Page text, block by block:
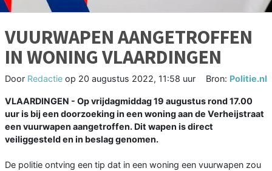
VUURWAPEN AANGETROFFEN
IN WONING VLAARDINGEN
Door Redactie op 20 augustus 2022, 11:58 uur Bron: Politie.nl
VLAARDINGEN - Op vrijdagmiddag 19 augustus rond 17.00
uur is bij een doorzoeking in een woning aan de Verheijstraat
een vuurwapen aangetroffen. Dit wapen is direct
veiliggesteld en in beslag genomen.
De politie ontving een tip dat in een woning een vuurwapen zou